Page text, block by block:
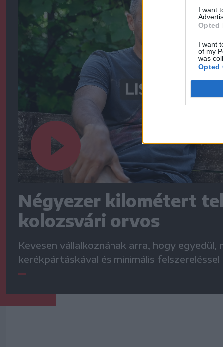
I want
Opted
I want
of my
was
Opted
Négyezer kilométert
kolozsvári orvos
Kevesen vállalkoznának arra, hogy egyedül,
kerékpártáskával és minimális